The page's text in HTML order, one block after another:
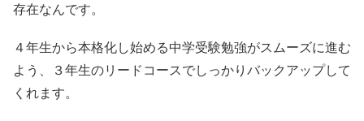
存在なんです。
４年生から本格化し始める中学受験勉強がスムーズに進む
よう、３年生のリードコースでしっかりバックアップして
くれます。